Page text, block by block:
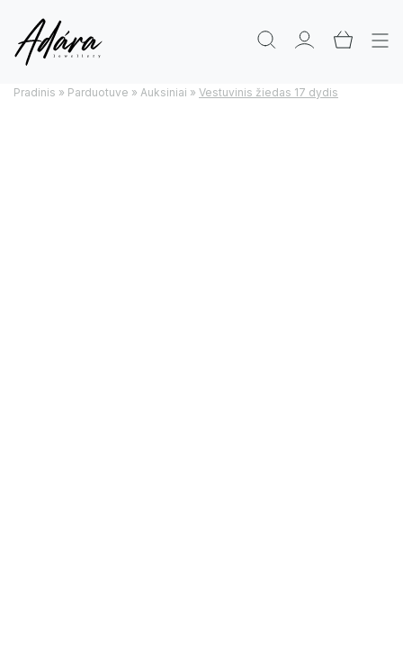
Pradinis » Parduotuve » Auksiniai » Vestuvinis žiedas 17 dydis